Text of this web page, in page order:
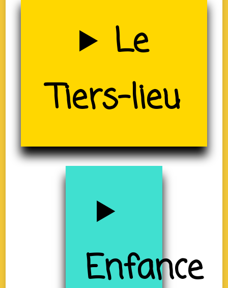
Uzerche
(19)
Le
Tiers-lieu
Enfance